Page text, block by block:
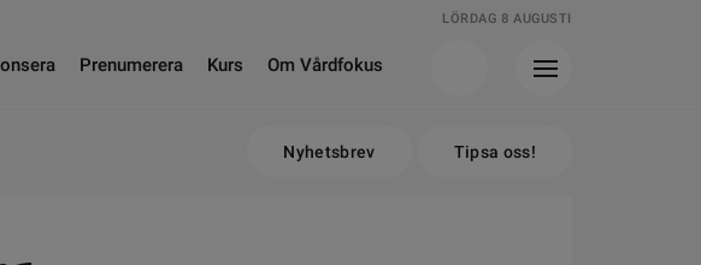
LÖRDAG 8 AUGUSTI
Prenumerera Kurs Om Vårdfokus
Nyhetsbrev Tipsa oss!